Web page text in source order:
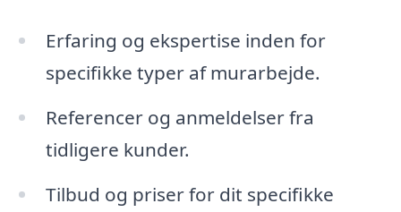
Erfaring og ekspertise inden for
specifikke typer af murarbejde.
Referencer og anmeldelser fra
tidligere kunder.
Tilbud og priser for dit specifikke